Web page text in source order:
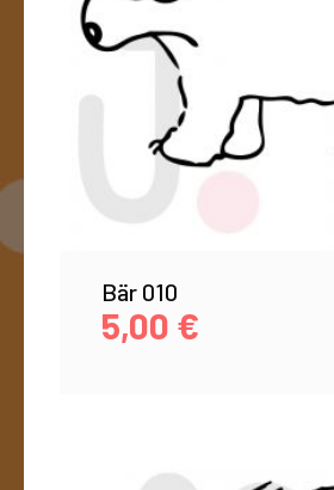
Bär 010
5,00 €